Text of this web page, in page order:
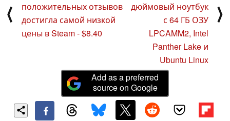
⟨
положительных отзывов
достигла самой низкой
цены в Steam - $8.40
дюймовый ноутбук
с 64 ГБ ОЗУ
LPCAMM2, Intel
Panther Lake и
Ubuntu Linux
⟩
Add as a preferred
source on Google